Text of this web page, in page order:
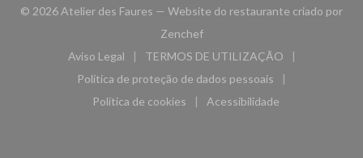
© 2026 Atelier des Faures — Website do restaurante criado por
Zenchef((abre numa nova janela))
Aviso Legal
((abre numa nova janela))
TERMOS DE UTILIZAÇÃO
((abre numa nova janela))
Política de proteção de dados pessoais
((abre numa nova janela))
Política de cookies
((abre numa nova janela))
Acessibilidade